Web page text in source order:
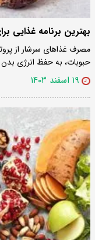
بهترین برنامه غذایی
مصرف غذا‌های سرشار از
حبوبات، به حفظ انرژی
۱۹ اسفند ۱۴۰۳